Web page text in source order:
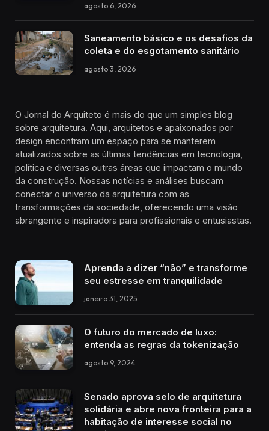
agosto 6, 2026
Saneamento básico e os desafios da
coleta e do esgotamento sanitário
agosto 3, 2026
O Jornal do Arquiteto é mais do que um simples blog
sobre arquitetura. Aqui, arquitetos e apaixonados por
design encontram um espaço para se manterem
atualizados sobre as últimas tendências em tecnologia,
política e diversas outras áreas que impactam o mundo
da construção. Nossas notícias e análises buscam
conectar o universo da arquitetura com as
transformações da sociedade, oferecendo uma visão
abrangente e inspiradora para profissionais e entusiastas.
Aprenda a dizer “não” e transforme
seu estresse em tranquilidade
janeiro 31, 2025
O futuro do mercado de luxo:
entenda as regras da tokenização
agosto 9, 2024
Senado aprova selo de arquitetura
solidária e abre nova fronteira para a
habitação de interesse social no